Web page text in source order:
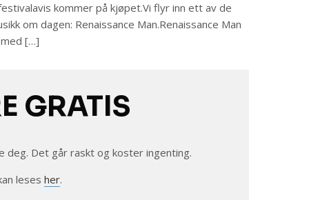
kommer på kjøpet.Vi flyr inn ett av de
om dagen: Renaissance Man.Renaissance Man
[…]
GRATIS
deg. Det går raskt og koster ingenting.
leses her.